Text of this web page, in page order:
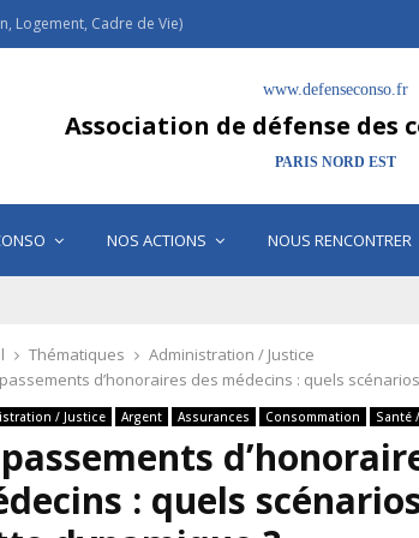
Logement, Cadre de Vie)
www.defenseconso.fr
Association de défense des
PARIS NORD EST
NOS ACTIONS NOUS RENCONTRER
Thématiques
Administration / Justice
d’honoraires des médecins : quels
/ Justice Argent Assurances Consommation Santé
: quels